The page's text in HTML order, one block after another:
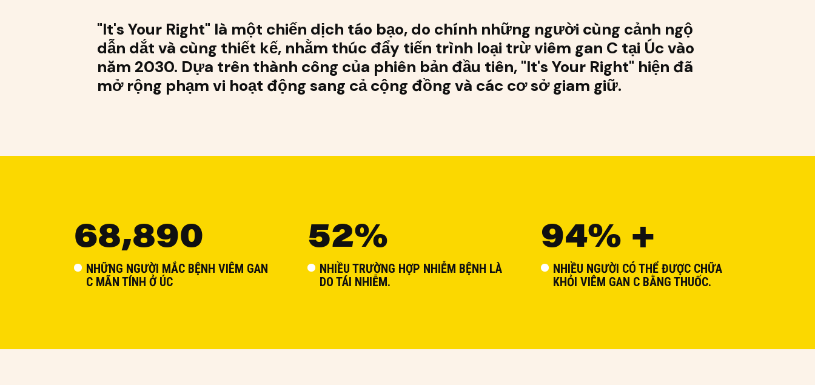
"It's Your Right" là một chiến dịch táo bạo, do chính những người cùng cảnh ngộ
dẫn dắt và cùng thiết kế, nhằm thúc đẩy tiến trình loại trừ viêm gan C tại Úc vào
năm 2030. Dựa trên thành công của phiên bản đầu tiên, "It's Your Right" hiện đã
mở rộng phạm vi hoạt động sang cả cộng đồng và các cơ sở giam giữ.
68,890
NHỮNG NGƯỜI MẮC BỆNH VIÊM GAN
C MÃN TÍNH Ở ÚC
52%
NHIỀU TRƯỜNG HỢP NHIỄM BỆNH LÀ
DO TÁI NHIỄM.
94% +
NHIỀU NGƯỜI CÓ THỂ ĐƯỢC CHỮA
KHỎI VIÊM GAN C BẰNG THUỐC.